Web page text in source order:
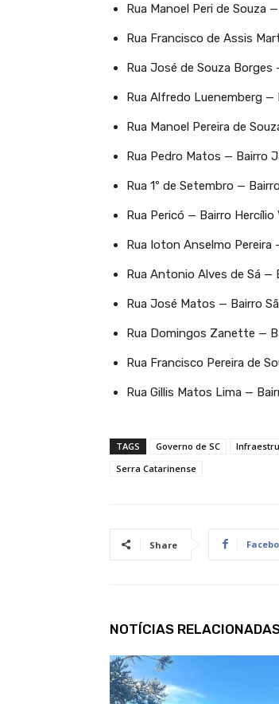
Rua Manoel Peri de Souza
Rua Francisco de Assis
Rua José de Souza Borges
Rua Alfredo Luenemberg —
Rua Manoel Pereira de
Rua Pedro Matos — Bairro
Rua 1º de Setembro —
Rua Pericó — Bairro Hercílio
Rua Ioton Anselmo Pereira
Rua Antonio Alves de Sá —
Rua José Matos — Bairro
Rua Domingos Zanette —
Rua Francisco Pereira de
Rua Gillis Matos Lima —
TAGS Governo de SC
Serra Catarinense
Share
NOTÍCIAS